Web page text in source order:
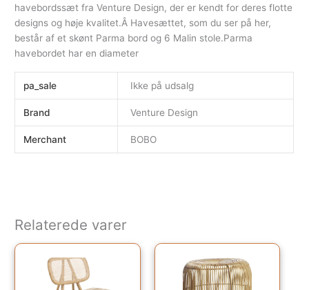
havebordssæt fra Venture Design, der er kendt for deres flotte
designs og høje kvalitet.Â Havesættet, som du ser på her,
består af et skønt Parma bord og 6 Malin stole.Parma
havebordet har en diameter
pa_sale Ikke på udsalg
Brand Venture Design
Merchant BOBO
Relaterede varer